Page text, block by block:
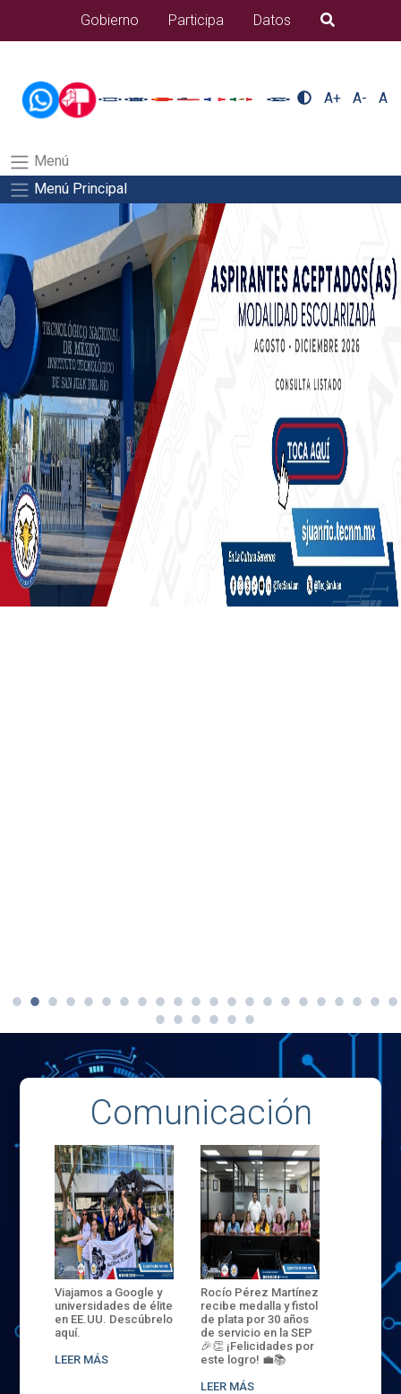
aspirantes/apiSalida del comando:
Gobierno Participa Datos B�squeda
A+ A- A
Menú
Menú Principal
Comunicación
Viajamos a Google y
universidades de élite
en EE.UU. Descúbrelo
aquí.
LEER MÁS
Rocío Pérez Martínez
recibe medalla y fistol
de plata por 30 años
de servicio en la SEP
🎉👏 ¡Felicidades por
este logro! 💼📚
LEER MÁS
ENECB-
del
batalla.
32
sede